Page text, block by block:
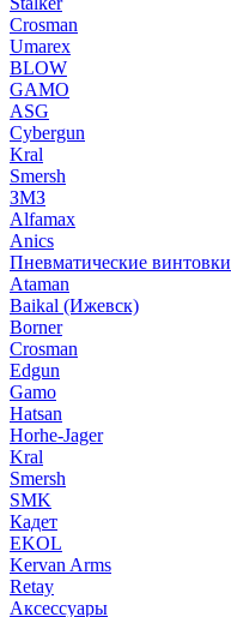
Crosman
Umarex
BLOW
GAMO
ASG
Cybergun
Kral
Smersh
ЗМЗ
Alfamax
Anics
Пневматические винтовки
Ataman
Baikal (Ижевск)
Borner
Crosman
Edgun
Gamo
Hatsan
Horhe-Jager
Kral
Smersh
SMK
Кадет
EKOL
Kervan Arms
Retay
Аксессуары